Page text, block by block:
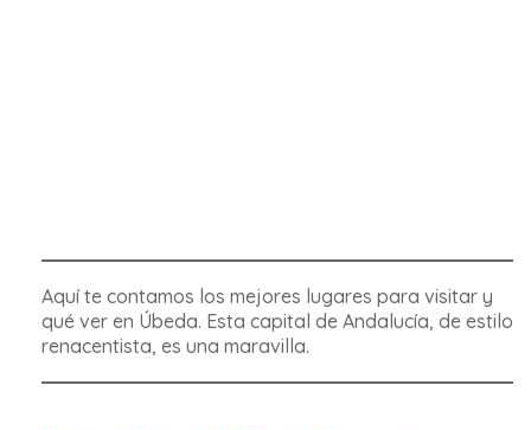
Aquí te contamos los mejores lugares para visitar y
qué ver en Úbeda. Esta capital de Andalucía, de estilo
renacentista, es una maravilla.